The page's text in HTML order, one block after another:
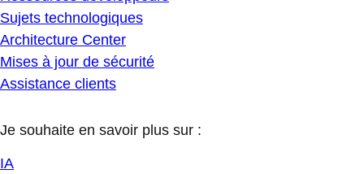
Sujets technologiques
Architecture Center
Mises à jour de sécurité
Assistance clients
Je souhaite en savoir plus sur :
IA